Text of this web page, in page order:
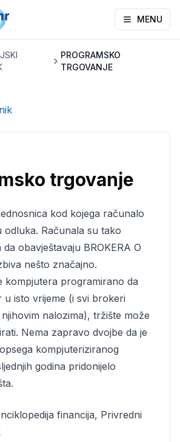
MENU
PROGRAMSKO
TRGOVANJE
trgovanje
kod kojega računalo
odluka. Računala su tako
obavještavaju BROKERA O
nešto značajno.
kompjutera programirano da
u isto vrijeme (i svi brokeri
nalozima), tržište može
Nema zapravo dvojbe da je
kompjuteriziranog
godina pridonijelo
financija, Privredni